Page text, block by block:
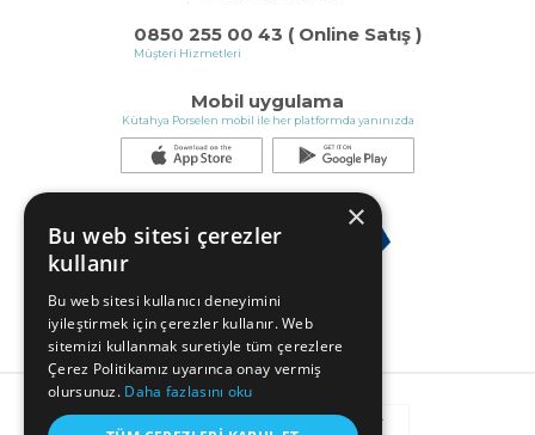
0850 255 00 43 ( Online Satış )
Müşteri Hizmetleri
Mobil uygulama
Kütahya Porselen mobil ile her platformda yanınızda
×
Bu web sitesi çerezler
kullanır
Bu web sitesi kullanıcı deneyimini
iyileştirmek için çerezler kullanır. Web
sitemizi kullanmak suretiyle tüm çerezlere
Çerez Politikamız uyarınca onay vermiş
olursunuz. Daha fazlasını oku